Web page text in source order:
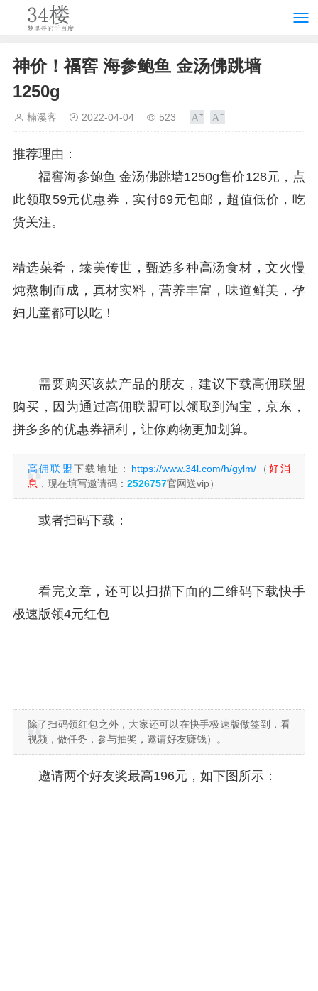
神价！福窖 海参鲍鱼 金汤佛跳墙
1250g
楠溪客 2022-04-04 523
推荐理由：
福窖海参鲍鱼 金汤佛跳墙1250g售价128元，点
此领取59元优惠券，实付69元包邮，超值低价，吃
货关注。
精选菜肴，臻美传世，甄选多种高汤食材，文火慢
炖熬制而成，真材实料，营养丰富，味道鲜美，孕
妇儿童都可以吃！
需要购买该款产品的朋友，建议下载高佣联盟
购买，因为通过高佣联盟可以领取到淘宝，京东，
拼多多的优惠券福利，让你购物更加划算。
高佣联盟下载地址： https://www.34l.com/h/gylm/（ 好消
息 ，现在填写邀请码： 2526757官网送vip）
或者扫码下载：
看完文章，还可以扫描下面的二维码下载快手
极速版领4元红包
除了扫码领红包之外，大家还可以在快手极速版做签到，看
视频，做任务，参与抽奖，邀请好友赚钱）。
邀请两个好友奖最高196元，如下图所示：